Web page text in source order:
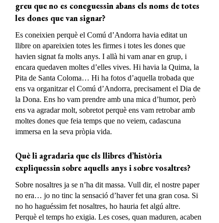
greu que no es coneguessin abans els noms de totes
les dones que van signar?
Es coneixien perquè el Comú d’Andorra havia editat un
llibre on apareixien totes les firmes i totes les dones que
havien signat fa molts anys. I allà hi vam anar en grup, i
encara quedaven moltes d’elles vives. Hi havia la Quima, la
Pita de Santa Coloma… Hi ha fotos d’aquella trobada que
ens va organitzar el Comú d’Andorra, precisament el Dia de
la Dona. Ens ho vam prendre amb una mica d’humor, però
ens va agradar molt, sobretot perquè ens vam retrobar amb
moltes dones que feia temps que no veiem, cadascuna
immersa en la seva pròpia vida.
Què li agradaria que els llibres d’història
expliquessin sobre aquells anys i sobre vosaltres?
Sobre nosaltres ja se n’ha dit massa. Vull dir, el nostre paper
no era… jo no tinc la sensació d’haver fet una gran cosa. Si
no ho haguéssim fet nosaltres, ho hauria fet algú altre.
Perquè el temps ho exigia. Les coses, quan maduren, acaben